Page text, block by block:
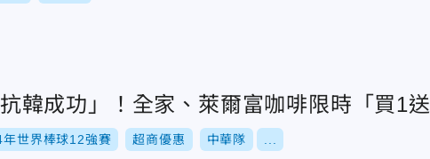
韓成功」！全家、萊爾富咖啡限時「買1
年世界棒球12強賽 超商優惠 中華隊